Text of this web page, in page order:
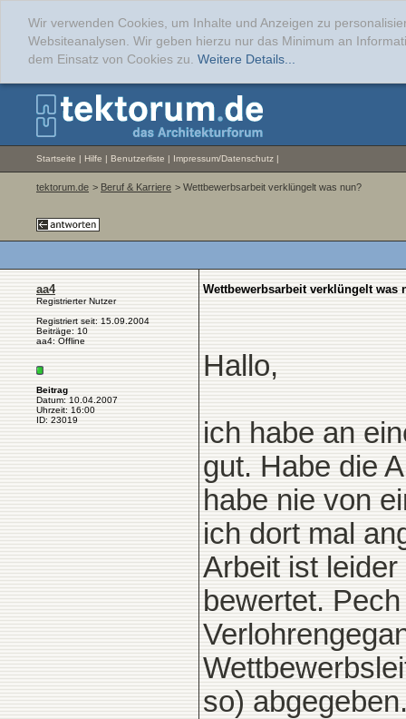
Wir verwenden Cookies, um Inhalte und Anzeigen zu
Websiteanalysen. Wir geben hierzu nur das Minimum an
dem Einsatz von Cookies zu. Weitere Details...
Startseite | Hilfe | Benutzerliste | Impressum/Datenschutz |
tektorum.de > Beruf & Karriere > Wettbewerbsarbeit verklüngelt was nun?
aa4
Registrierter Nutzer
Registriert seit: 15.09.2004
Beiträge: 10
aa4: Offline
Beitrag
Datum: 10.04.2007
Uhrzeit: 16:00
ID: 23019
Wettbewerbsarbeit verklüngelt was
Hallo,
ich habe an
gut. Habe die
habe nie von
ich dort mal
Arbeit ist
bewertet.
so)